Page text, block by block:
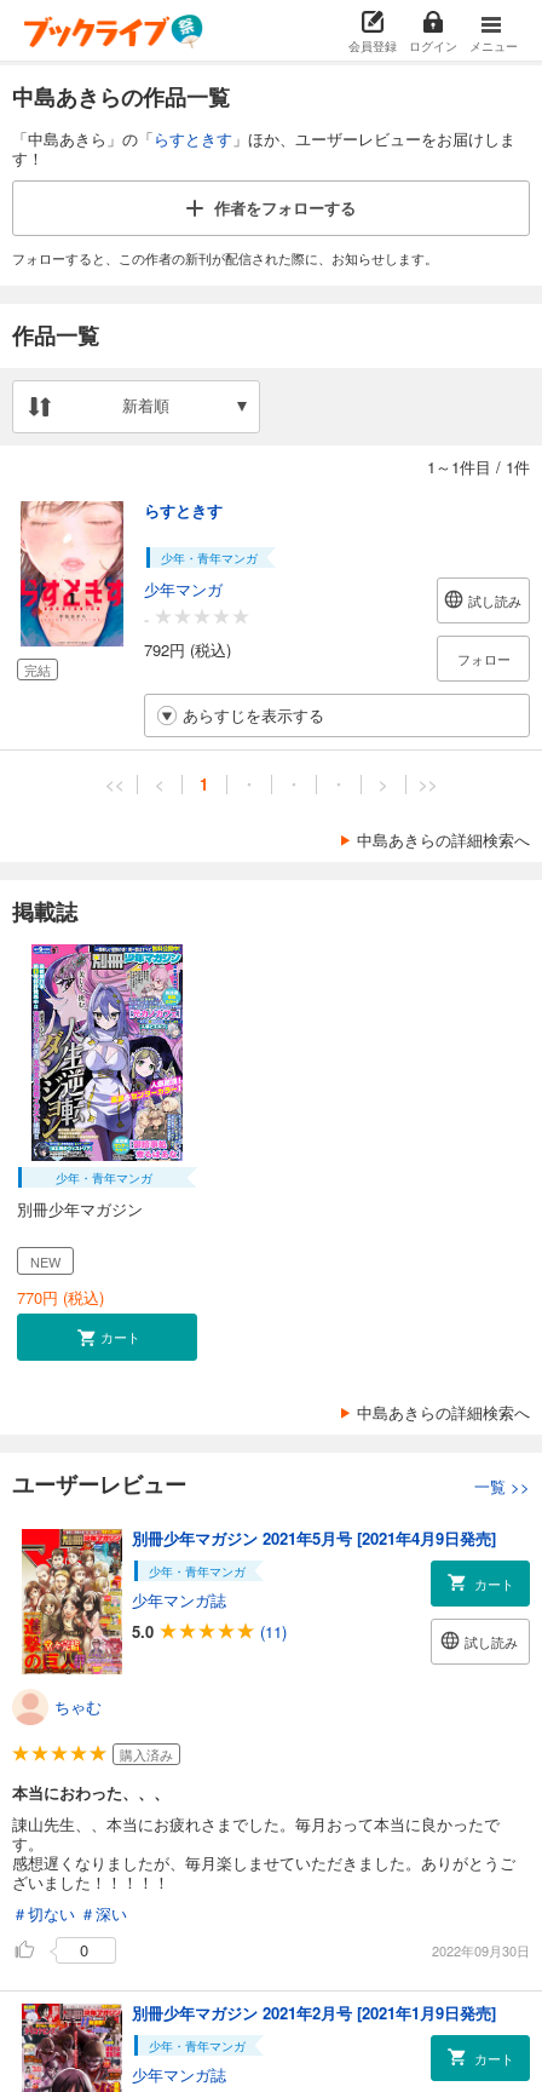
会員登録 ログイン メニュー
中島あきらの作品一覧
「中島あきら」の「らすときす 」ほか、ユーザーレビューをお届けしま
す！
作者をフォローする
フォローすると、この作者の新刊が配信された際に、お知らせします。
作品一覧
新着順
1～1件目 / 1件
完結
らすときす
少年・青年マンガ
少年マンガ
-
792円 (税込)
試し読み
フォロー
あらすじを表示する
<< < 1 ・ ・ ・ > >>
中島あきらの詳細検索へ
掲載誌
少年・青年マンガ
別冊少年マガジン
NEW
770円 (税込)
カート
中島あきらの詳細検索へ
ユーザーレビュー 一覧 >>
別冊少年マガジン 2021年5月号 [2021年4月9日発売]
少年・青年マンガ
少年マンガ誌
5.0
(11)
カート
試し読み
ちゃむ
購入済み
本当におわった、、、
諌山先生、、本当にお疲れさまでした。毎月おって本当に良かったで
す。
感想遅くなりましたが、毎月楽しませていただきました。ありがとうご
ざいました！！！！！
＃切ない ＃深い
0
2022年09月30日
別冊少年マガジン 2021年2月号 [2021年1月9日発売]
少年・青年マンガ
少年マンガ誌
カート